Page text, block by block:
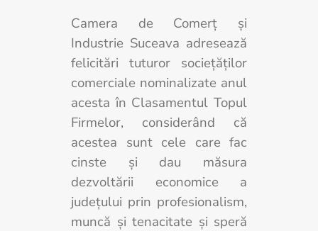
Camera de Comerţ şi
Industrie Suceava adresează
felicitări tuturor sociețăților
comerciale nominalizate anul
acesta în Clasamentul Topul
Firmelor, considerând că
acestea sunt cele care fac
cinste şi dau măsura
dezvoltării economice a
judeţului prin profesionalism,
muncă și tenacitate și speră